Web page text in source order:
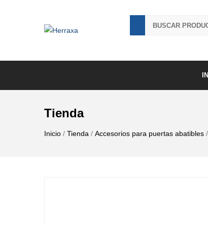
Tienda
Inicio / Tienda / Accesorios para puertas abatibles /